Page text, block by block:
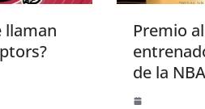
llaman
Premio
de la NBA